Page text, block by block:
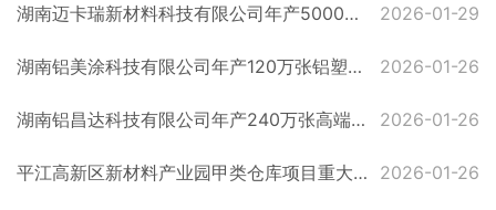
湖南迈卡瑞新材料科技有限公司年产5000吨云母板及2000吨云母制品项目受理公示 2026-01-29
湖南铝美涂科技有限公司年产120万张铝塑复合板项目受理公示 2026-01-26
湖南铝昌达科技有限公司年产240万张高端铝塑复合板项目受理公示 2026-01-26
平江高新区新材料产业园甲类仓库项目重大变动受理公示 2026-01-26